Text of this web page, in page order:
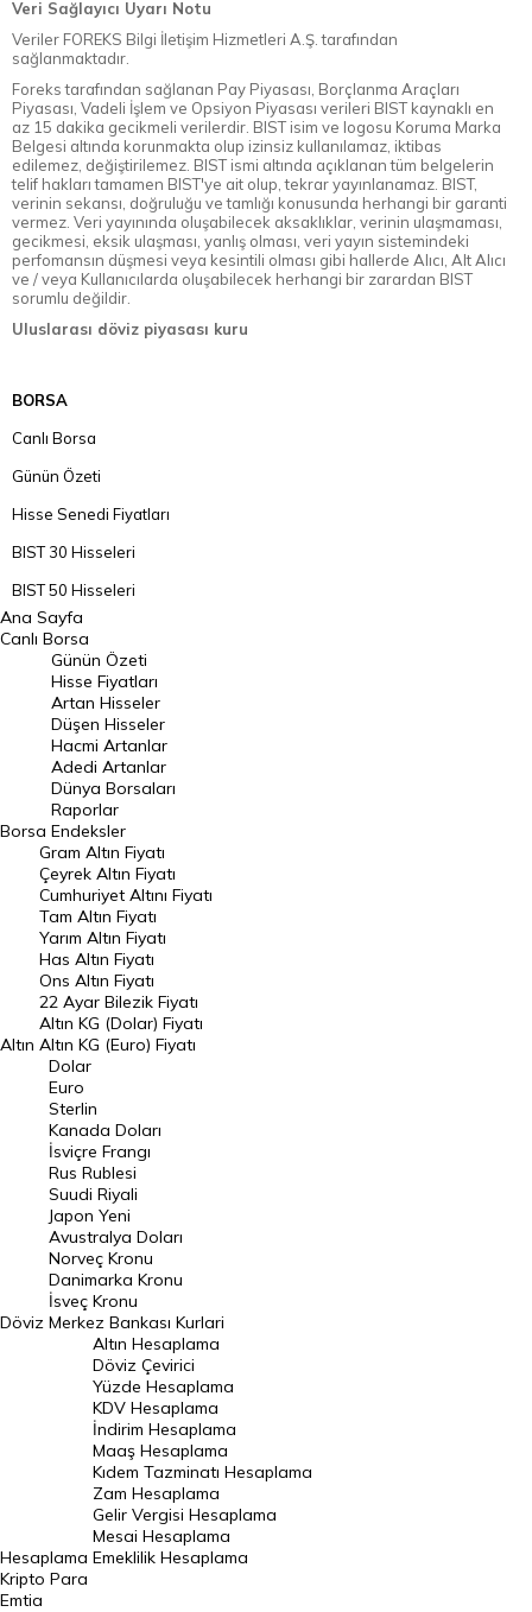
Veri Sağlayıcı Uyarı Notu
Veriler FOREKS Bilgi İletişim Hizmetleri A.Ş. tarafından
sağlanmaktadır.
Foreks tarafından sağlanan Pay Piyasası, Borçlanma Araçları
Piyasası, Vadeli İşlem ve Opsiyon Piyasası verileri BIST kaynaklı en
az 15 dakika gecikmeli verilerdir. BIST isim ve logosu Koruma Marka
Belgesi altında korunmakta olup izinsiz kullanılamaz, iktibas
edilemez, değiştirilemez. BIST ismi altında açıklanan tüm belgelerin
telif hakları tamamen BIST'ye ait olup, tekrar yayınlanamaz. BIST,
verinin sekansı, doğruluğu ve tamlığı konusunda herhangi bir garanti
vermez. Veri yayınında oluşabilecek aksaklıklar, verinin ulaşmaması,
gecikmesi, eksik ulaşması, yanlış olması, veri yayın sistemindeki
perfomansın düşmesi veya kesintili olması gibi hallerde Alıcı, Alt Alıcı
ve / veya Kullanıcılarda oluşabilecek herhangi bir zarardan BIST
sorumlu değildir.
Uluslarası döviz piyasası kuru
BORSA
Canlı Borsa
Günün Özeti
Hisse Senedi Fiyatları
BIST 30 Hisseleri
BIST 50 Hisseleri
BIST 100 Hisseleri
En Çok Artan Hisseler
En Çok Düşen Hisseler
Hacmi Artanlar
Geçmiş Kapanışlar
Dünya Borsaları
Raporlar
Endeksler
DÖVİZ
Döviz Kuru
Dolar Kuru
Euro Kuru
Pound Kuru
Frank Kuru
Riyal Kuru
Avustralya Doları
Danimarka Kronu Kuru
Kanada Doları Kuru
Norveç Kronu Kuru
İsveç Kronu Kuru
Japon Yeni Kuru
Serbest Piyasa Döviz Kurları
Merkez Bankası Döviz Kurları
Altın Fiyatları
Gram Altın Fiyatı
Ana Sayfa
Canlı Borsa
Borsa
Günün Özeti
Hisse Fiyatları
Artan Hisseler
Düşen Hisseler
Hacmi Artanlar
Adedi Artanlar
Dünya Borsaları
Raporlar
Endeksler
Altın
Gram Altın Fiyatı
Çeyrek Altın Fiyatı
Cumhuriyet Altını Fiyatı
Tam Altın Fiyatı
Yarım Altın Fiyatı
Has Altın Fiyatı
Ons Altın Fiyatı
22 Ayar Bilezik Fiyatı
Altın KG (Dolar) Fiyatı
Altın KG (Euro) Fiyatı
Döviz
Dolar
Euro
Sterlin
Kanada Doları
İsviçre Frangı
Rus Rublesi
Suudi Riyali
Japon Yeni
Avustralya Doları
Norveç Kronu
Danimarka Kronu
İsveç Kronu
Merkez Bankası Kurlari
Hesaplama
Altın Hesaplama
Döviz Çevirici
Yüzde Hesaplama
KDV Hesaplama
İndirim Hesaplama
Maaş Hesaplama
Kıdem Tazminatı Hesaplama
Zam Hesaplama
Gelir Vergisi Hesaplama
Mesai Hesaplama
Emeklilik Hesaplama
Kripto Para
Emtia